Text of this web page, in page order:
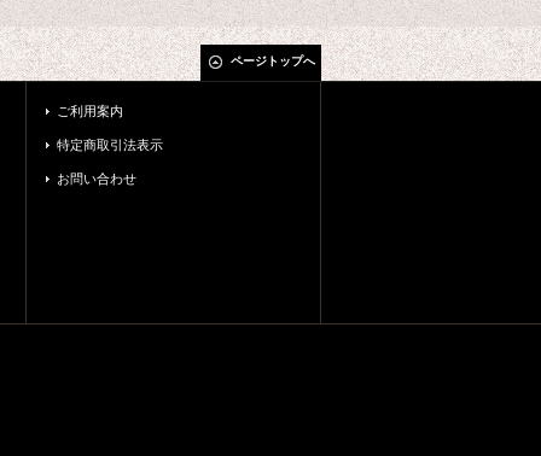
ページトップへ
ご利用案内
特定商取引法表示
お問い合わせ